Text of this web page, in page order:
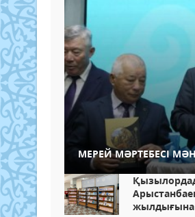
МЕРЕЙ МӘРТЕБЕСІ
жылдығына